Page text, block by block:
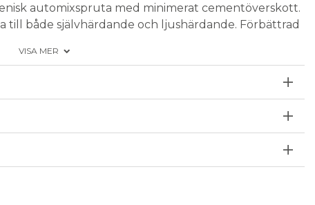
automixspruta med minimerat cementöverskott.
till både självhärdande och ljushärdande. Förbättrad
VISA MER